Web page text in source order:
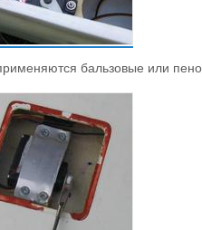
бальзовые или